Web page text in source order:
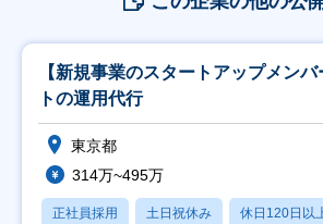
【新規事業のスタートアップメン
トの運用代行
東京都
314万~495万
正社員採用 土日祝休み 休日120日以